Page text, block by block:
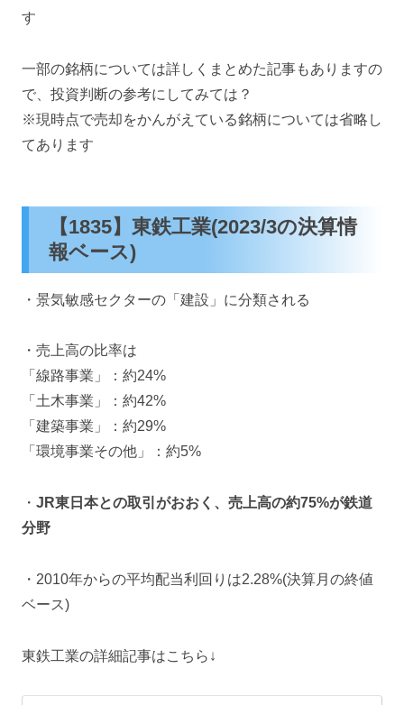
す
一部の銘柄については詳しくまとめた記事もありますの
で、投資判断の参考にしてみては？
※現時点で売却をかんがえている銘柄については省略し
てあります
【1835】東鉄工業(2023/3の決算情
報ベース)
・景気敏感セクターの「建設」に分類される
・売上高の比率は
「線路事業」：約24%
「土木事業」：約42%
「建築事業」：約29%
「環境事業その他」：約5%
・ JR東日本との取引がおおく、売上高の約75%が鉄道
分野
・2010年からの平均配当利回りは2.28%(決算月の終値
ベース)
東鉄工業の詳細記事はこちら↓